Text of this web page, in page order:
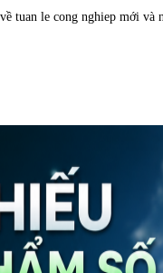
tuan le cong nghiep mới